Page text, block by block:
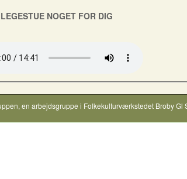
LYD TIL LEGESTUE NOGET FOR DIG
, en arbejdsgruppe i Folkekulturværkstedet Broby Gl